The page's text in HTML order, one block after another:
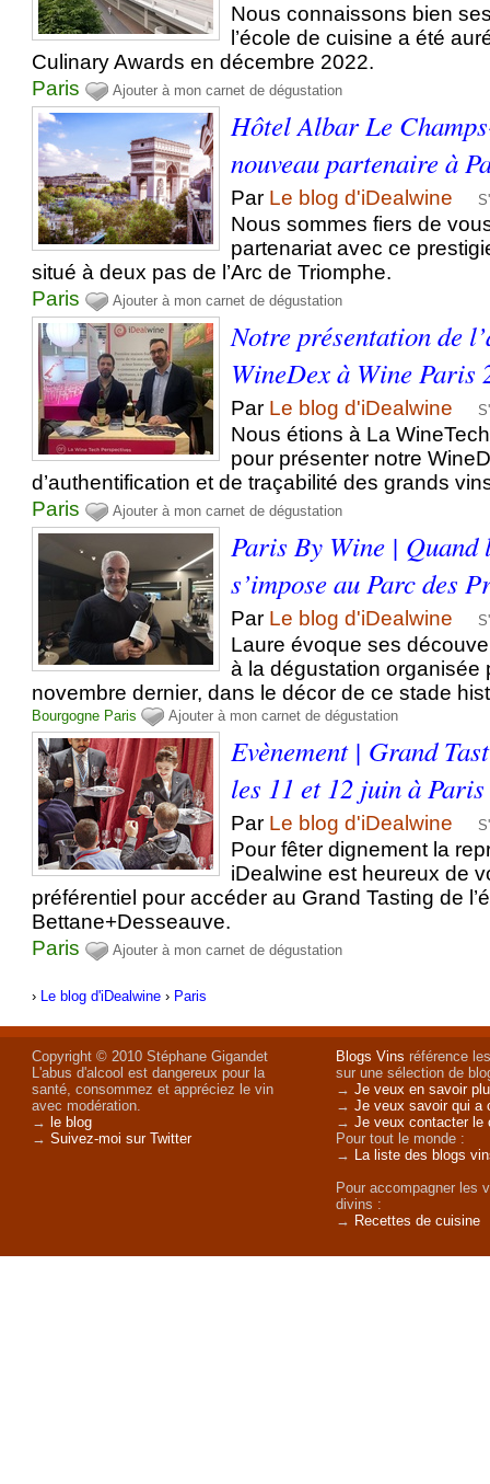
Nous connaissons bien
l’école de cuisine a été
Culinary Awards en décembre 2022.
Paris
Ajouter à mon carnet de dégustation
Hôtel Albar Le
nouveau partenaire à
Par Le blog d'iDealwine
Nous sommes fiers de
partenariat avec ce
situé à deux pas de l’Arc de Triomphe.
Paris
Ajouter à mon carnet de dégustation
Notre présentation de
WineDex à Wine Paris
Par Le blog d'iDealwine
Nous étions à La
pour présenter notre
d’authentification et de traçabilité des grands
Paris
Ajouter à mon carnet de dégustation
Paris By Wine | Quand
s’impose au Parc des
Par Le blog d'iDealwine
Laure évoque ses
à la dégustation organisée
novembre dernier, dans le décor de ce stade
Bourgogne Paris Ajouter à mon carnet de dégustation
Evènement | Grand
les 11 et 12 juin à Paris
Par Le blog d'iDealwine
Pour fêter dignement la
iDealwine est heureux de
préférentiel pour accéder au Grand Tasting de
Bettane+Desseauve.
Paris
Ajouter à mon carnet de dégustation
› Le blog d'iDealwine › Paris
Copyright © 2010 Stéphane Gigandet
L'abus d'alcool est dangereux pour la
santé, consommez et appréciez le vin
avec modération.
→ le blog
→Suivez-moi sur Twitter
Blogs Vins référence
sur une sélection de
→Je veux en savoir
→Je veux savoir qui a
→Je veux contacter le
Pour tout le monde :
→
La liste des blogs
Pour accompagner les
divins :
→ Recettes de cuisine